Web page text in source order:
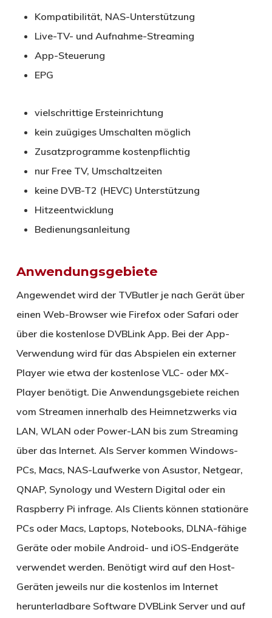
Kompatibilität, NAS-Unterstützung
Live-TV- und Aufnahme-Streaming
App-Steuerung
EPG
vielschrittige Ersteinrichtung
kein zuügiges Umschalten möglich
Zusatzprogramme kostenpflichtig
nur Free TV, Umschaltzeiten
keine DVB-T2 (HEVC) Unterstützung
Hitzeentwicklung
Bedienungsanleitung
Anwendungsgebiete
Angewendet wird der TVButler je nach Gerät über
einen Web-Browser wie Firefox oder Safari oder
über die kostenlose DVBLink App. Bei der App-
Verwendung wird für das Abspielen ein externer
Player wie etwa der kostenlose VLC- oder MX-
Player benötigt. Die Anwendungsgebiete reichen
vom Streamen innerhalb des Heimnetzwerks via
LAN, WLAN oder Power-LAN bis zum Streaming
über das Internet. Als Server kommen Windows-
PCs, Macs, NAS-Laufwerke von Asustor, Netgear,
QNAP, Synology und Western Digital oder ein
Raspberry Pi infrage. Als Clients können stationäre
PCs oder Macs, Laptops, Notebooks, DLNA-fähige
Geräte oder mobile Android- und iOS-Endgeräte
verwendet werden. Benötigt wird auf den Host-
Geräten jeweils nur die kostenlos im Internet
herunterladbare Software DVBLink Server und auf